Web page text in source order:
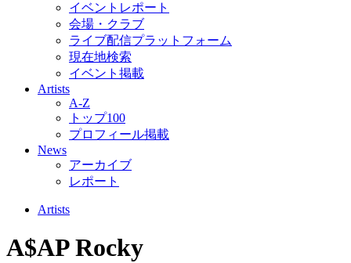
イベントレポート
会場・クラブ
ライブ配信プラットフォーム
現在地検索
イベント掲載
Artists
A-Z
トップ100
プロフィール掲載
News
アーカイブ
レポート
Artists
A$AP Rocky